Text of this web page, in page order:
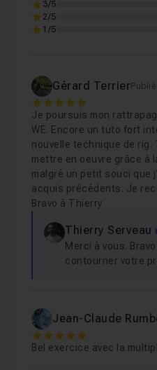
3/5
2/5
1/5
Gérard Terrier
5
Je poursuis mon
WE. Encore un tuto fort
nouvelle technique de
mettre en oeuvre grâce à
malgré un petit souci que
acquis précédents. Je
Bravo à Thierry
Thierry Serveau
Merci à vous.
contourner votre
Jean-Claude
5
Bel exercice avec la